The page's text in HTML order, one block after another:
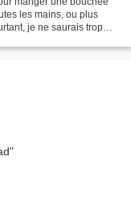
les mains, ou plus
je ne saurais trop